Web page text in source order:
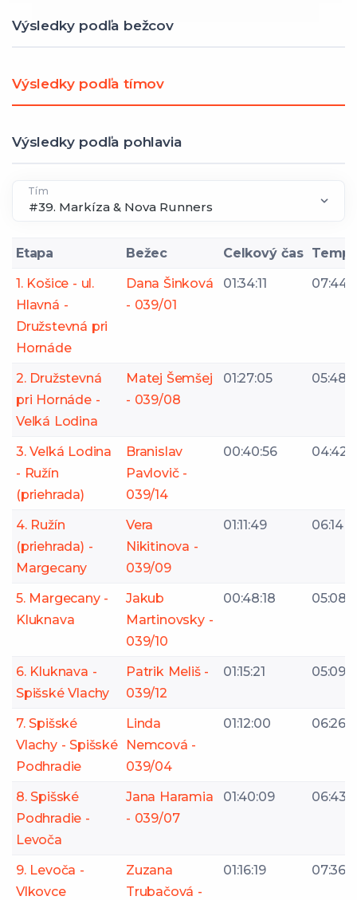
Výsledky podľa bežcov
Výsledky podľa tímov
Výsledky podľa pohlavia
Tím
Etapa Bežec Celkový čas
1. Košice - ul.
Hlavná -
Družstevná pri
Hornáde
Dana Šinková
- 039/01
01:34:11 07:44
2. Družstevná
pri Hornáde -
Veľká Lodina
Matej Šemšej
- 039/08
01:27:05 05:48
3. Veľká Lodina
- Ružín
(priehrada)
Branislav
Pavlovič -
039/14
00:40:56 04:42
4. Ružín
(priehrada) -
Margecany
Vera
Nikitinova -
039/09
01:11:49 06:14
5. Margecany -
Kluknava
Jakub
Martinovsky -
039/10
00:48:18 05:08
6. Kluknava -
Spišské Vlachy
Patrik Meliš -
039/12
01:15:21 05:09
7. Spišské
Vlachy - Spišské
Podhradie
Linda
Nemcová -
039/04
01:12:00 06:26
8. Spišské
Podhradie -
Levoča
Jana Haramia
- 039/07
01:40:09 06:43
9. Levoča -
Vlkovce
Zuzana
Trubačová -
01:16:19 07:36